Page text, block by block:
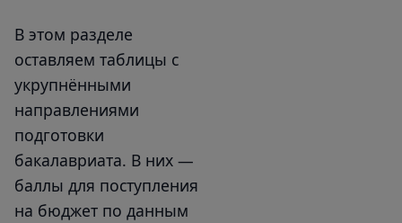
В этом разделе
оставляем таблицы с
укрупнёнными
направлениями
подготовки
бакалавриата. В них —
баллы для поступления
на бюджет по данным